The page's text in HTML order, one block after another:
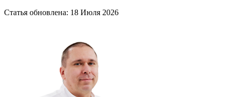
Статья обновлена: 18 Июля 2026